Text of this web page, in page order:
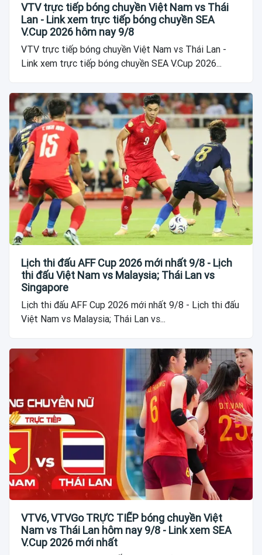
VTV trực tiếp bóng chuyền Việt Nam vs Thái
Lan - Link xem trực tiếp bóng chuyền SEA
V.Cup 2026 hôm nay 9/8
VTV trực tiếp bóng chuyền Việt Nam vs Thái Lan -
Link xem trực tiếp bóng chuyền SEA V.Cup 2026...
Lịch thi đấu AFF Cup 2026 mới nhất 9/8 - Lịch
thi đấu Việt Nam vs Malaysia; Thái Lan vs
Singapore
Lịch thi đấu AFF Cup 2026 mới nhất 9/8 - Lịch thi đấu
Việt Nam vs Malaysia; Thái Lan vs...
VTV6, VTVGo TRỰC TIẾP bóng chuyền Việt
Nam vs Thái Lan hôm nay 9/8 - Link xem SEA
V.Cup 2026 mới nhất